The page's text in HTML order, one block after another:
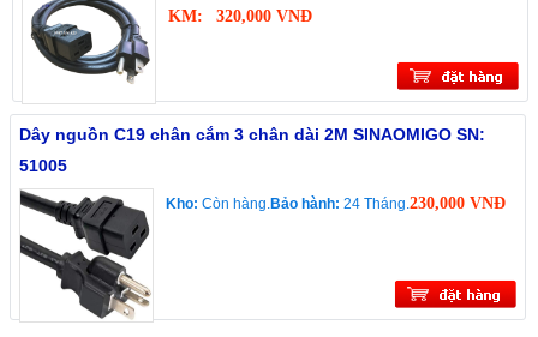
KM: 320,000 VNĐ
Dây nguồn C19 chân cắm 3 chân dài 2M SINAOMIGO SN:
51005
Kho: Còn hàng.Bảo hành: 24 Tháng.230,000 VNĐ